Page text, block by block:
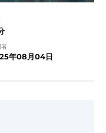
者
年08月04日